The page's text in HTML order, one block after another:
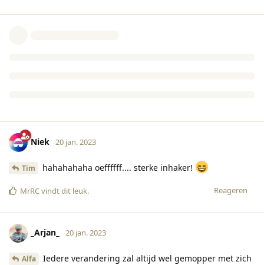
Niek 20 jan. 2023
Tim hahahahaha oeffffff.... sterke inhaker!
Reageren
MrRCvindt dit leuk.
_Arjan_ 20 jan. 2023
Alfa
Iedere verandering zal altijd wel gemopper met zich